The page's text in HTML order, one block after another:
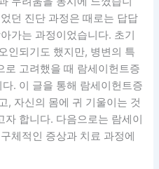
던 진단 과정은 때로는 답답
가는 과정이었습니다. 초기
인되기도 했지만, 병변의 특
로 고려했을 때 람세이헌트증
. 이 글을 통해 람세이헌트증
, 자신의 몸에 귀 기울이는 것
합니다. 다음으로는 람세이
체적인 증상과 치료 과정에